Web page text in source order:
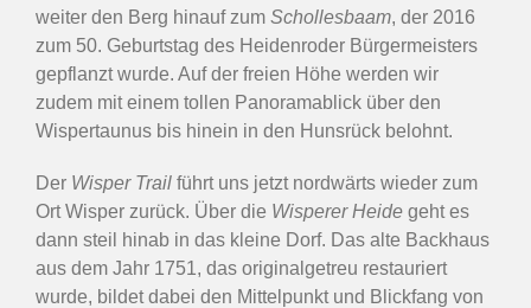
weiter den Berg hinauf zum Schollesbaam, der 2016
zum 50. Geburtstag des Heidenroder Bürgermeisters
gepflanzt wurde. Auf der freien Höhe werden wir
zudem mit einem tollen Panoramablick über den
Wispertaunus bis hinein in den Hunsrück belohnt.
Der Wisper Trail führt uns jetzt nordwärts wieder zum
Ort Wisper zurück. Über die Wisperer Heide geht es
dann steil hinab in das kleine Dorf. Das alte Backhaus
aus dem Jahr 1751, das originalgetreu restauriert
wurde, bildet dabei den Mittelpunkt und Blickfang von